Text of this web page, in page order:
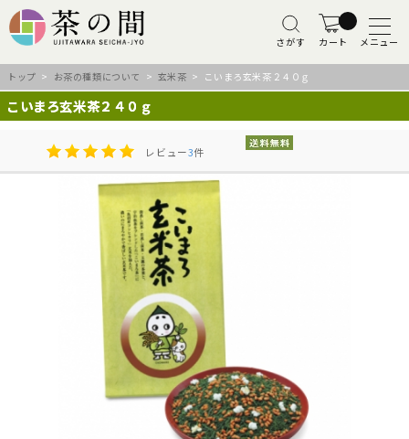
さがす カート メニュー
トップ > お茶の種類について > 玄米茶 > こいまろ玄米茶２４０ｇ
こいまろ玄米茶２４０ｇ
レビュー3件